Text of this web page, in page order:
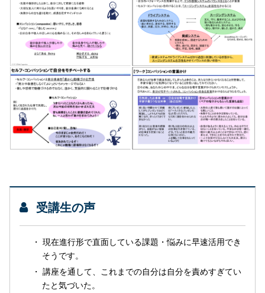
受講生の声
現在進行形で直面している課題・悩みに早速活用でき
そうです。
講座を通して、これまでの自分は自分を責めすぎてい
たと気づいた。